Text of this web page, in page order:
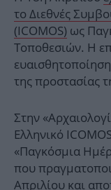
το Διεθνές
(ΙCOMOS) ως
Τοποθεσιών. Η
της προστασίας
Στην
Ελληνικό
«Παγκόσμια
που
Απριλίου και